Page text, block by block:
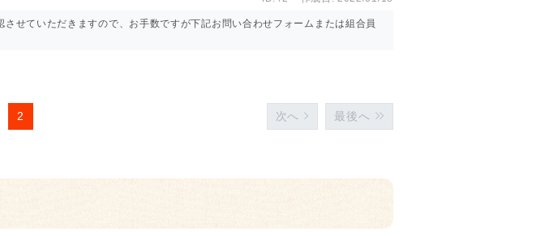
せていただきますので、お手数ですが下記お問い合わせフォームまたは組合員
2 次へ 最後へ